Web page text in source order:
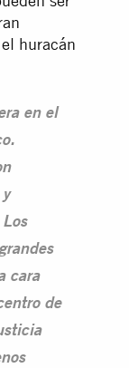
huracán
en el
cara
de